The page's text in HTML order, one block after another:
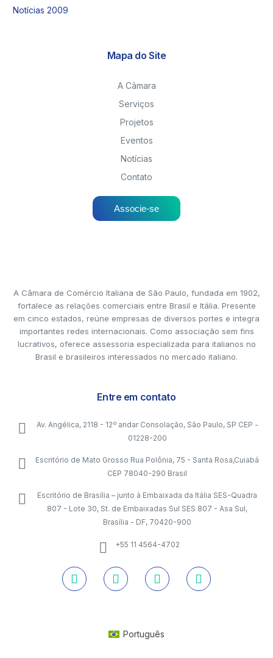
Notícias 2009
Mapa do Site
A Câmara
Serviços
Projetos
Eventos
Notícias
Contato
Associe-se
A Câmara de Comércio Italiana de São Paulo, fundada em 1902,
fortalece as relações comerciais entre Brasil e Itália. Presente
em cinco estados, reúne empresas de diversos portes e integra
importantes redes internacionais. Como associação sem fins
lucrativos, oferece assessoria especializada para italianos no
Brasil e brasileiros interessados no mercado italiano.
Entre em contato
Av. Angélica, 2118 - 12º andar Consolação, São Paulo, SP CEP -
01228-200
Escritório de Mato Grosso Rua Polônia, 75 - Santa Rosa,Cuiabá
CEP 78040-290 Brasil
Escritório de Brasília – junto à Embaixada da Itália SES-Quadra
807 - Lote 30, St. de Embaixadas Sul SES 807 - Asa Sul,
Brasília - DF, 70420-900
+55 11 4564-4702
Português